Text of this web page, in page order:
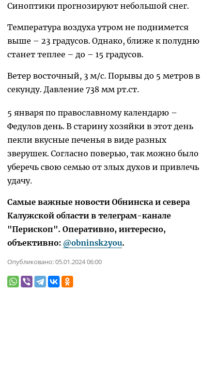
Синоптики прогнозируют небольшой снег.
Температура воздуха утром не поднимется
выше – 23 градусов. Однако, ближе к полудню
станет теплее – до – 15 градусов.
Ветер восточный, 3 м/с. Порывы до 5 метров в
секунду. Давление 738 мм рт.ст.
5 января по православному календарю –
Федулов день. В старину хозяйки в этот день
пекли вкусные печенья в виде разных
зверушек. Согласно поверью, так можно было
уберечь свою семью от злых духов и привлечь
удачу.
Самые важные новости Обнинска и севера
Калужской области в телеграм-канале
"Перископ". Оперативно, интересно,
объективно: @obninsk2you.
Опубликовано:05.01.2024 06:00